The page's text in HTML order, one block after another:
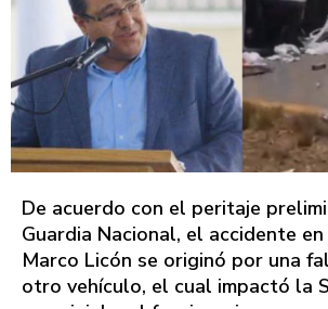
De acuerdo con el peritaje
Guardia Nacional, el accidente
Marco Licón se originó por una
otro vehículo, el cual impactó la